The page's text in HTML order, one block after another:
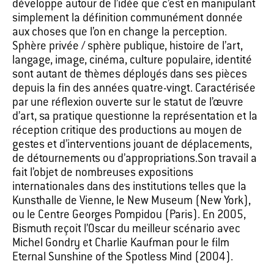
développe autour de l’idée que c’est en manipulant
simplement la définition communément donnée
aux choses que l’on en change la perception.
Sphère privée / sphère publique, histoire de l’art,
langage, image, cinéma, culture populaire, identité
sont autant de thèmes déployés dans ses pièces
depuis la fin des années quatre-vingt. Caractérisée
par une réflexion ouverte sur le statut de l’œuvre
d’art, sa pratique questionne la représentation et la
réception critique des productions au moyen de
gestes et d’interventions jouant de déplacements,
de détournements ou d’appropriations.Son travail a
fait l’objet de nombreuses expositions
internationales dans des institutions telles que la
Kunsthalle de Vienne, le New Museum (New York),
ou le Centre Georges Pompidou (Paris). En 2005,
Bismuth reçoit l’Oscar du meilleur scénario avec
Michel Gondry et Charlie Kaufman pour le film
Eternal Sunshine of the Spotless Mind (2004).